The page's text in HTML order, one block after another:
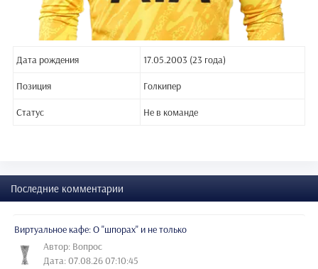
Дата рождения 17.05.2003 (23 года)
Позиция Голкипер
Статус Не в команде
Последние комментарии
Виртуальное кафе: О "шпорах" и не только
Автор: Вопрос
Дата: 07.08.26 07:10:45